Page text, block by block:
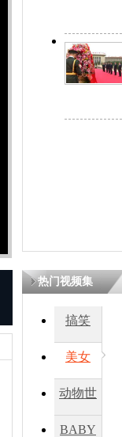
热门视频集
搞笑
美女
动物世
BABY